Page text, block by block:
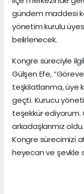
gündem maddesi
yönetim kurulu
belirlenecek.
Kongre süreciyle
Gülşen Efe,
teşkilatlanma, üye
geçti. Kurucu
teşekkür ediyorum.
arkadaşlarımız
Kongre sürecimizi
heyecan ve şevkle